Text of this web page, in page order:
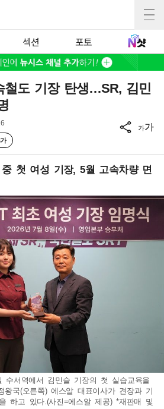
섹션 포토
철도 기장 탄생…SR, 김민
가가
첫 여성 기장, 5월 고속차량 면
수서역에서 김민슬 기장의 첫 실습교육을
왕국(오른쪽) 에스알 대표이사가 견장과 기
하고 있다.(사진=에스알 제공) *재판매 및